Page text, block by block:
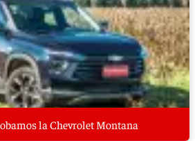
la Chevrolet Montana